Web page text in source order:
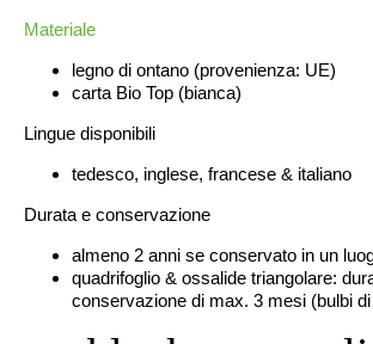
Materiale
legno di ontano (provenienza: UE)
carta Bio Top (bianca)
Lingue disponibili
tedesco, inglese, francese & italiano
Durata e conservazione
almeno 2 anni se conservato in un
quadrifoglio & ossalide triangolare:
conservazione di max. 3 mesi (bulbi di